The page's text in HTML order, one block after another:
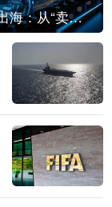
中国汽车出海：从“卖出去”到“走进去”